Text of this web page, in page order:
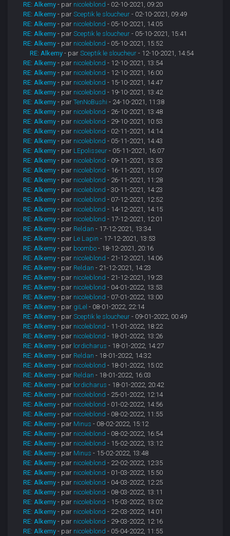
RE: Alkemy - par nicoleblond - 02-10-2021, 09:20
RE: Alkemy - parSceptik le sloucheur - 02-10-2021, 09:49
RE: Alkemy - par nicoleblond - 05-10-2021, 14:05
RE: Alkemy - parSceptik le sloucheur - 05-10-2021, 15:41
RE: Alkemy - par nicoleblond - 05-10-2021, 15:52
RE: Alkemy - parSceptik le sloucheur - 12-10-2021, 14:54
RE: Alkemy - par nicoleblond - 12-10-2021, 13:54
RE: Alkemy - par nicoleblond - 12-10-2021, 16:00
RE: Alkemy - par nicoleblond - 15-10-2021, 14:47
RE: Alkemy - par nicoleblond - 19-10-2021, 13:42
RE: Alkemy - parTenNoBushi - 24-10-2021, 11:38
RE: Alkemy - par nicoleblond - 26-10-2021, 13:48
RE: Alkemy - par nicoleblond - 29-10-2021, 10:53
RE: Alkemy - par nicoleblond - 02-11-2021, 14:14
RE: Alkemy - par nicoleblond - 05-11-2021, 14:43
RE: Alkemy - par LEpolisseur - 05-11-2021, 16:07
RE: Alkemy - par nicoleblond - 09-11-2021, 13:53
RE: Alkemy - par nicoleblond - 16-11-2021, 15:07
RE: Alkemy - par nicoleblond - 26-11-2021, 11:28
RE: Alkemy - par nicoleblond - 30-11-2021, 14:23
RE: Alkemy - par nicoleblond - 07-12-2021, 12:52
RE: Alkemy - par nicoleblond - 14-12-2021, 14:15
RE: Alkemy - par nicoleblond - 17-12-2021, 12:01
RE: Alkemy - par Reldan - 17-12-2021, 13:34
RE: Alkemy - par Le Lapin - 17-12-2021, 13:53
RE: Alkemy - par boombo - 18-12-2021, 20:16
RE: Alkemy - par nicoleblond - 21-12-2021, 14:06
RE: Alkemy - par Reldan - 21-12-2021, 14:23
RE: Alkemy - par nicoleblond - 21-12-2021, 19:23
RE: Alkemy - par nicoleblond - 04-01-2022, 13:53
RE: Alkemy - par nicoleblond - 07-01-2022, 13:00
RE: Alkemy - par giLel - 08-01-2022, 22:14
RE: Alkemy - parSceptik le sloucheur - 09-01-2022, 00:49
RE: Alkemy - par nicoleblond - 11-01-2022, 18:22
RE: Alkemy - par nicoleblond - 18-01-2022, 13:26
RE: Alkemy - par lordicharus - 18-01-2022, 14:27
RE: Alkemy - par Reldan - 18-01-2022, 14:32
RE: Alkemy - par nicoleblond - 18-01-2022, 15:02
RE: Alkemy - par Reldan - 18-01-2022, 16:03
RE: Alkemy - par lordicharus - 18-01-2022, 20:42
RE: Alkemy - par nicoleblond - 25-01-2022, 12:14
RE: Alkemy - par nicoleblond - 01-02-2022, 14:56
RE: Alkemy - par nicoleblond - 08-02-2022, 11:55
RE: Alkemy - par Minus - 08-02-2022, 15:12
RE: Alkemy - par nicoleblond - 08-02-2022, 16:54
RE: Alkemy - par nicoleblond - 15-02-2022, 13:12
RE: Alkemy - par Minus - 15-02-2022, 13:48
RE: Alkemy - par nicoleblond - 22-02-2022, 12:35
RE: Alkemy - par nicoleblond - 01-03-2022, 15:50
RE: Alkemy - par nicoleblond - 04-03-2022, 12:25
RE: Alkemy - par nicoleblond - 08-03-2022, 13:11
RE: Alkemy - par nicoleblond - 15-03-2022, 13:02
RE: Alkemy - par nicoleblond - 22-03-2022, 14:01
RE: Alkemy - par nicoleblond - 29-03-2022, 12:16
RE: Alkemy - par nicoleblond - 05-04-2022, 11:55